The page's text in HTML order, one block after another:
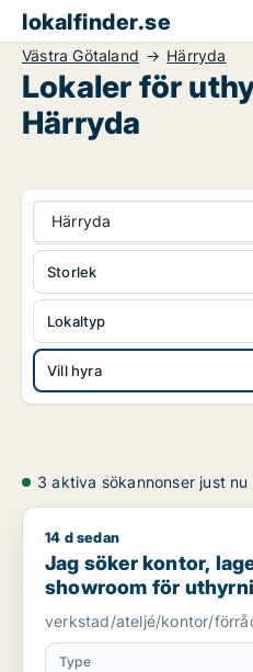
lokalfinder.se
Västra Götaland Härryda
Lokaler för
Härryda
Härryda
Lokaltyp
Vill hyra
Storlek
3 aktiva sökannonser just nu
Jag söker kontor, lager,
14 d sedan
Jag söker kontor,
showroom för
Götaland
verkstad/ateljé/kontor/
Type